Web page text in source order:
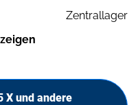
Zentrallager
X und andere